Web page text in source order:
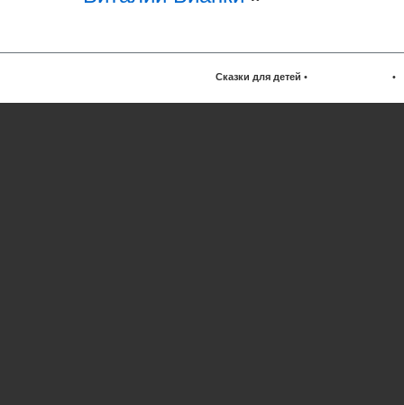
Сказки для детей • •